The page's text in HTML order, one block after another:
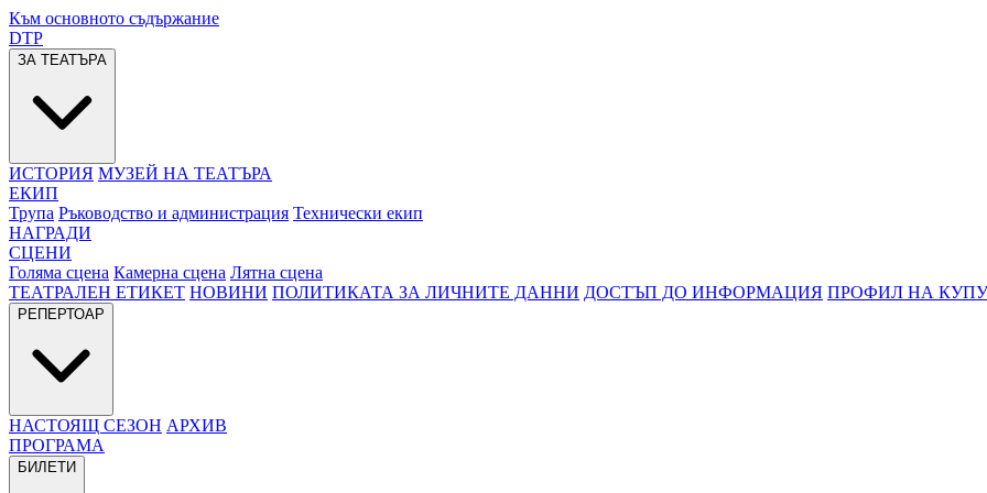
Към основното съдържание
DTP
ЗА ТЕАТЪРА
ИСТОРИЯ МУЗЕЙ НА ТЕАТЪРА
ЕКИП
Трупа Ръководство и администрация Технически екип
НАГРАДИ
СЦЕНИ
Голяма сцена Камерна сцена Лятна сцена
ТЕАТРАЛЕН ЕТИКЕТ НОВИНИ ПОЛИТИКАТА ЗА ЛИЧНИТЕ ДАННИ ДОСТЪП ДО ИНФОРМАЦИЯ ПРОФИЛ НА
РЕПЕРТОАР
НАСТОЯЩ СЕЗОН АРХИВ
ПРОГРАМА
БИЛЕТИ